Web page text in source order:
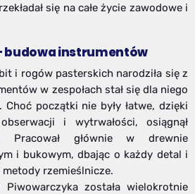
się na całe życie zawodowe i
budowa instrumentów
i rogów pasterskich narodziła się z
w zespołach stał się dla niego
Choć początki nie były łatwe, dzięki
i wytrwałości, osiągnął
Pracował głównie w drewnie
i bukowym, dbając o każdy detal i
rzemieślnicze.
Piwowarczyka została wielokrotnie